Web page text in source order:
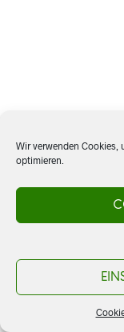
Wir verwenden Cookies,
optimieren.